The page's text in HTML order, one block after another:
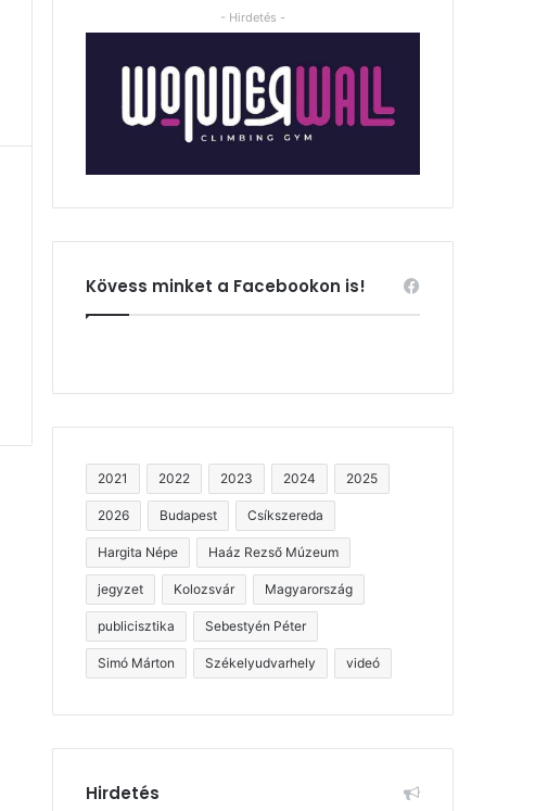
- Hirdetés -
Kövess minket a Facebookon is!
2021 2022 2023 2024 2025
2026 Budapest Csíkszereda
Hargita Népe Haáz Rezső Múzeum
jegyzet Kolozsvár Magyarország
publicisztika Sebestyén Péter
Simó Márton Székelyudvarhely videó
Hirdetés